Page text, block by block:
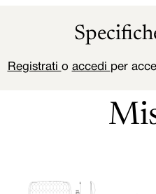
Registrati o accedi per